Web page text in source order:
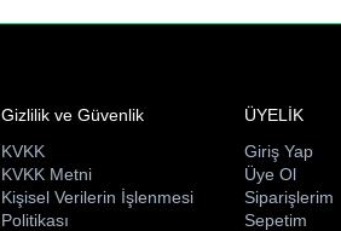
Gizlilik ve Güvenlik
KVKK
KVKK Metni
Kişisel Verilerin İşlenmesi
Politikası
ÜYELİK
Giriş Yap
Üye Ol
Siparişlerim
Sepetim